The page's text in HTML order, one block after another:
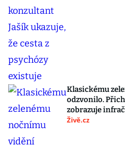
Klasickému
odzvonilo.
zobrazuje
Živě.cz